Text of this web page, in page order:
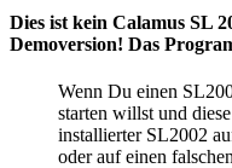
Dies ist kein Calamus SL
Demoversion! Das
Wenn Du einen
starten willst und
installierter SL2002
oder auf einen